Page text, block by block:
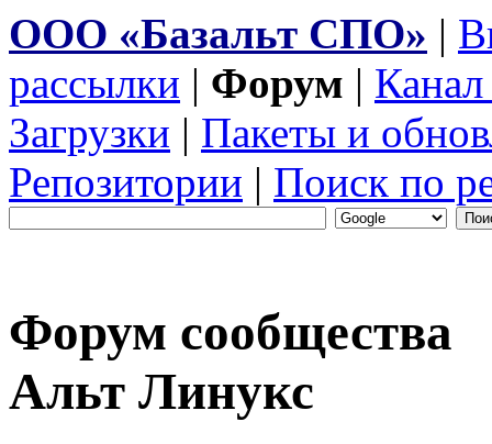
ООО «Базальт СПО» |
рассылки | Форум |
Загрузки | Пакеты и
Репозитории | Поиск по
Форум сообщества
Альт Линукс